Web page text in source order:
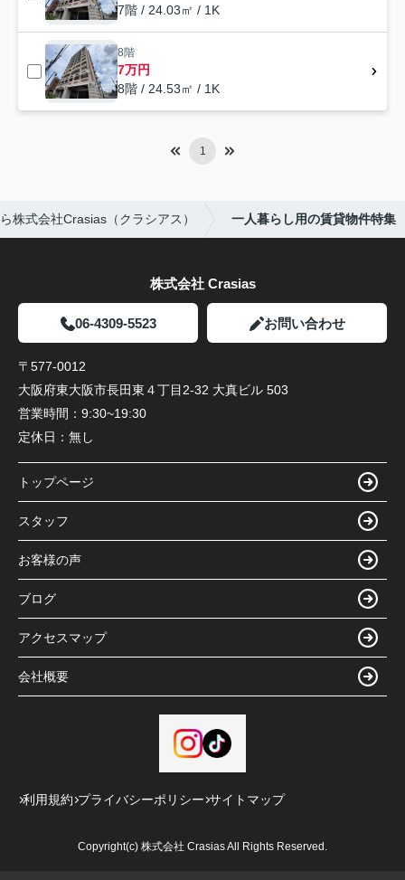
7階 / 24.03㎡ / 1K
8階
7万円
8階 / 24.53㎡ / 1K
1
株式会社Crasias（クラシアス） 一人暮らし用の賃貸物件特集
株式会社 Crasias
06-4309-5523 お問い合わせ
〒577-0012
大阪府東大阪市長田東４丁目2-32 大真ビル 503
営業時間： 9:30~19:30
定休日： 無し
トップページ
スタッフ
お客様の声
ブログ
アクセスマップ
会社概要
利用規約 プライバシーポリシー サイトマップ
Copyright(c) 株式会社 Crasias All Rights Reserved.